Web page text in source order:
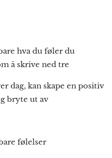
hva du føler du
å skrive ned tre
dag, kan skape en positiv
bryte ut av
følelser